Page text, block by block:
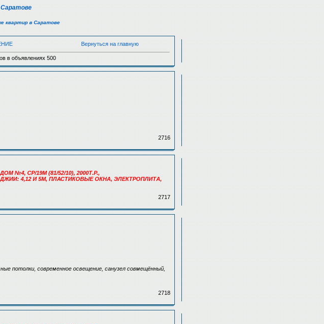
квартир в Саратове
Вернуться на главную
в объявлениях 500
2716
№4, СР/19М (81/52/10), 2000Т.Р.,
4,12 И 5М, ПЛАСТИКОВЫЕ ОКНА, ЭЛЕКТРОПЛИТА,
2717
потолки, современное освещение, санузел совмещённый,
2718